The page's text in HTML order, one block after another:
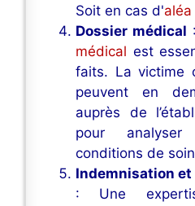
Soit en cas d'
Dossier médical
médical est
faits. La victime
peuvent en
auprès de
pour
conditions de
Indemnisation
: Une